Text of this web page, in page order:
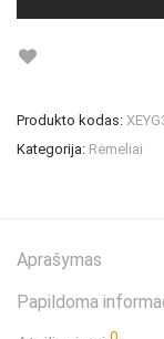
Produkto kodas:
Kategorija: Rėmeliai
Aprašymas
Papildoma